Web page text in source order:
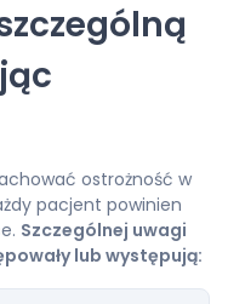
ostrożność w
pacjent powinien
Szczególnej uwagi
lub występują: